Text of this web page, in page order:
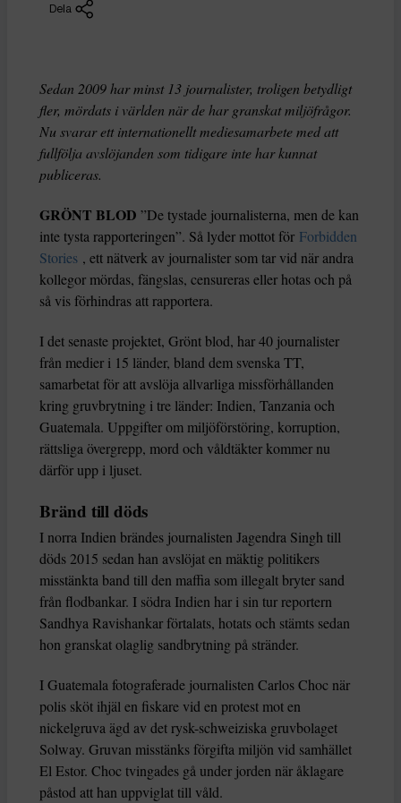
Dela
Sedan 2009 har minst 13 journalister, troligen betydligt
fler, mördats i världen när de har granskat miljöfrågor.
Nu svarar ett internationellt mediesamarbete med att
fullfölja avslöjanden som tidigare inte har kunnat
publiceras.
GRÖNT BLOD ”De tystade journalisterna, men de kan
inte tysta rapporteringen”. Så lyder mottot för Forbidden
Stories , ett nätverk av journalister som tar vid när andra
kollegor mördas, fängslas, censureras eller hotas och på
så vis förhindras att rapportera.
I det senaste projektet, Grönt blod, har 40 journalister
från medier i 15 länder, bland dem svenska TT,
samarbetat för att avslöja allvarliga missförhållanden
kring gruvbrytning i tre länder: Indien, Tanzania och
Guatemala. Uppgifter om miljöförstöring, korruption,
rättsliga övergrepp, mord och våldtäkter kommer nu
därför upp i ljuset.
Bränd till döds
I norra Indien brändes journalisten Jagendra Singh till
döds 2015 sedan han avslöjat en mäktig politikers
misstänkta band till den maffia som illegalt bryter sand
från flodbankar. I södra Indien har i sin tur reportern
Sandhya Ravishankar förtalats, hotats och stämts sedan
hon granskat olaglig sandbrytning på stränder.
I Guatemala fotograferade journalisten Carlos Choc när
polis sköt ihjäl en fiskare vid en protest mot en
nickelgruva ägd av det rysk-schweiziska gruvbolaget
Solway. Gruvan misstänks förgifta miljön vid samhället
El Estor. Choc tvingades gå under jorden när åklagare
påstod att han uppviglat till våld.